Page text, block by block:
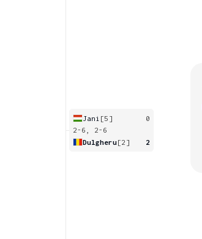
Jani [5]
0
2-6, 2-6
Dulgheru[2] 2